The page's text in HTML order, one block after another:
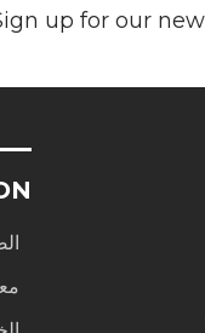
up for our